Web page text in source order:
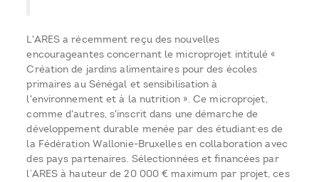
L'ARES a récemment reçu des nouvelles
encourageantes concernant le microprojet intitulé «
Création de jardins alimentaires pour des écoles
primaires au Sénégal et sensibilisation à
l'environnement et à la nutrition ». Ce microprojet,
comme d'autres, s'inscrit dans une démarche de
développement durable menée par des étudiant·es de
la Fédération Wallonie-Bruxelles en collaboration avec
des pays partenaires. Sélectionnées et financées par
l’ARES à hauteur de 20 000 € maximum par projet, ces